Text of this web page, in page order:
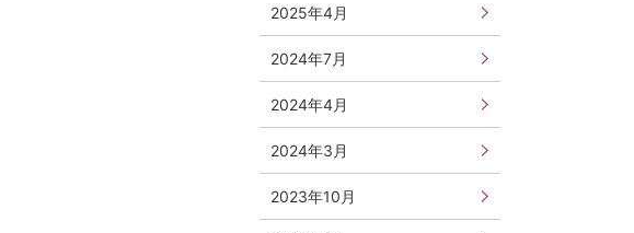
2025年4月
2024年7月
2024年4月
2024年3月
2023年10月